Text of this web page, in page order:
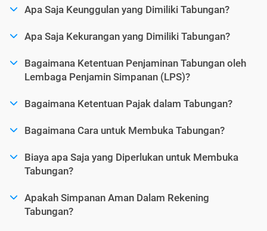
Apa Saja Keunggulan yang Dimiliki Tabungan?
Apa Saja Kekurangan yang Dimiliki Tabungan?
Bagaimana Ketentuan Penjaminan Tabungan oleh
Lembaga Penjamin Simpanan (LPS)?
Bagaimana Ketentuan Pajak dalam Tabungan?
Bagaimana Cara untuk Membuka Tabungan?
Biaya apa Saja yang Diperlukan untuk Membuka
Tabungan?
Apakah Simpanan Aman Dalam Rekening
Tabungan?